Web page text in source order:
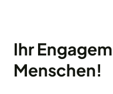
Ihr
Menschen!